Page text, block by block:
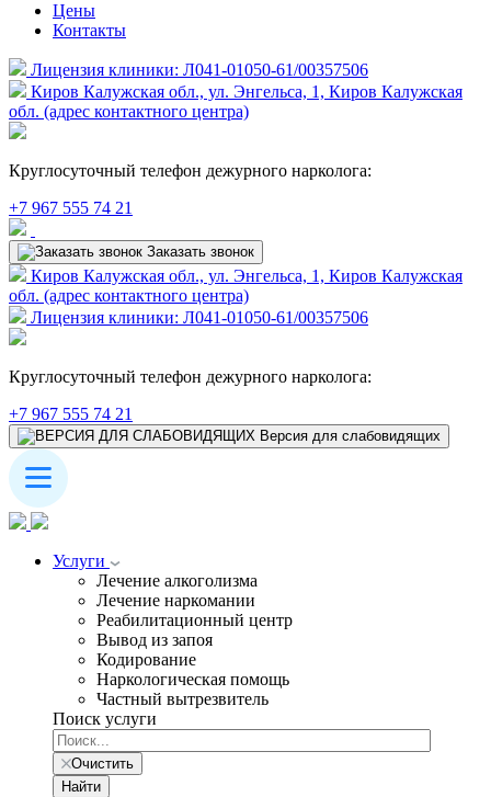
Цены
Контакты
Лицензия клиники: Л041-01050-61/00357506
Киров Калужская обл., ул. Энгельса, 1, Киров Калужская
обл. (адрес контактного центра)
Круглосуточный телефон дежурного нарколога:
+7 967 555 74 21
Заказать звонок
Киров Калужская обл., ул. Энгельса, 1, Киров Калужская
обл. (адрес контактного центра)
Лицензия клиники: Л041-01050-61/00357506
Круглосуточный телефон дежурного нарколога:
+7 967 555 74 21
Версия для слабовидящих
Услуги
Лечение алкоголизма
Лечение наркомании
Реабилитационный центр
Вывод из запоя
Кодирование
Наркологическая помощь
Частный вытрезвитель
Поиск услуги
Очистить
Найти